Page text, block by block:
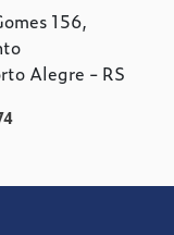
156,
Alegre - RS